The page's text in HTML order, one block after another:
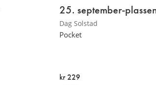
25. september-
Dag Solstad
Pocket
kr 229